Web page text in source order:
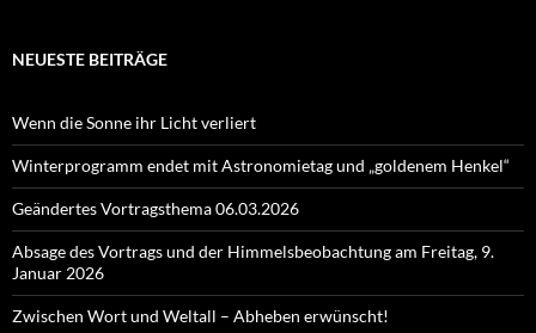
NEUESTE BEITRÄGE
Wenn die Sonne ihr Licht verliert
Winterprogramm endet mit Astronomietag und „goldenem Henkel“
Geändertes Vortragsthema 06.03.2026
Absage des Vortrags und der Himmelsbeobachtung am Freitag, 9.
Januar 2026
Zwischen Wort und Weltall – Abheben erwünscht!